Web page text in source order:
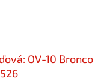
OV-10 Bronco